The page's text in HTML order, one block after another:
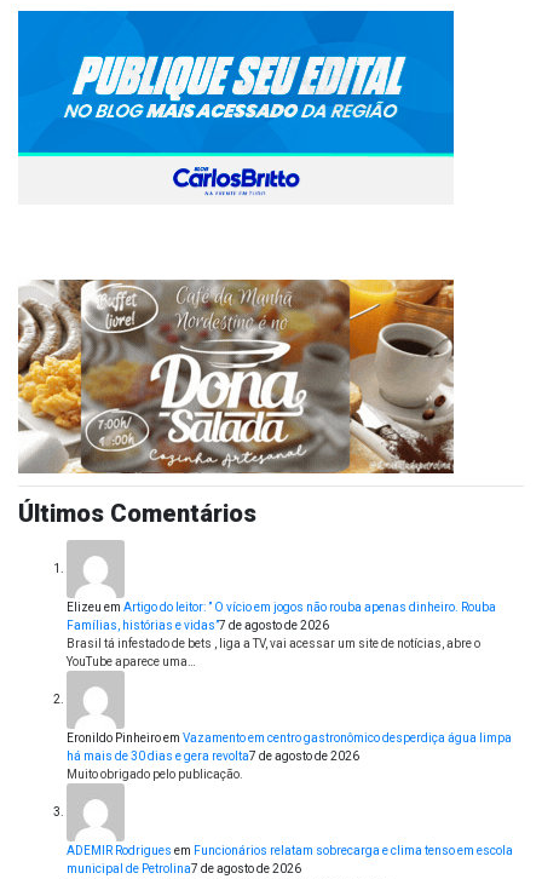
Últimos Comentários
Elizeu em Artigo do leitor: ” O vício em jogos não rouba apenas dinheiro. Rouba
Famílias, histórias e vidas”7 de agosto de 2026
Brasil tá infestado de bets , liga a TV, vai acessar um site de notícias, abre o
YouTube aparece uma…
Eronildo Pinheiroem Vazamento em centro gastronômico desperdiça água limpa
há mais de 30 dias e gera revolta7 de agosto de 2026
Muito obrigado pelo publicação.
ADEMIR Rodrigues em Funcionários relatam sobrecarga e clima tenso em escola
municipal de Petrolina7 de agosto de 2026